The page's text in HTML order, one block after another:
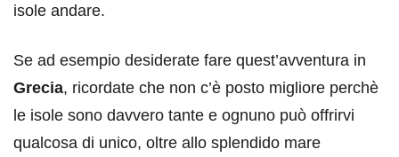
isole andare.
Se ad esempio desiderate fare quest’avventura in
Grecia, ricordate che non c’è posto migliore perchè
le isole sono davvero tante e ognuno può offrirvi
qualcosa di unico, oltre allo splendido mare